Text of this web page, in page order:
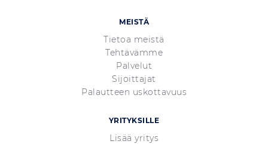
MEISTÄ
Tietoa meistä
Tehtävämme
Palvelut
Sijoittajat
Palautteen uskottavuus
YRITYKSILLE
Lisää yritys